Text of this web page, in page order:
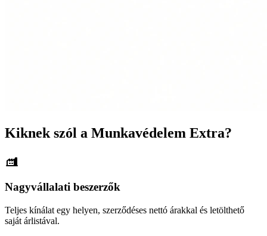
Kiknek szól a Munkavédelem Extra?
Nagyvállalati beszerzők
Teljes kínálat egy helyen, szerződéses nettó árakkal és letölthető
saját árlistával.